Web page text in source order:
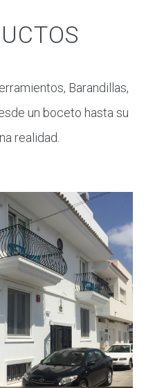
Barandillas,
un boceto hasta su
realidad.
Y PUERTAS